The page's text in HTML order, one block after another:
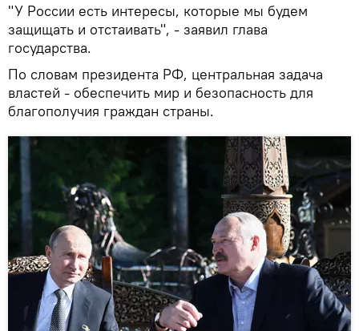
"У России есть интересы, которые мы будем
защищать и отстаивать", - заявил глава
государства.
По словам президента РФ, центральная задача
властей - обеспечить мир и безопасность для
благополучия граждан страны.